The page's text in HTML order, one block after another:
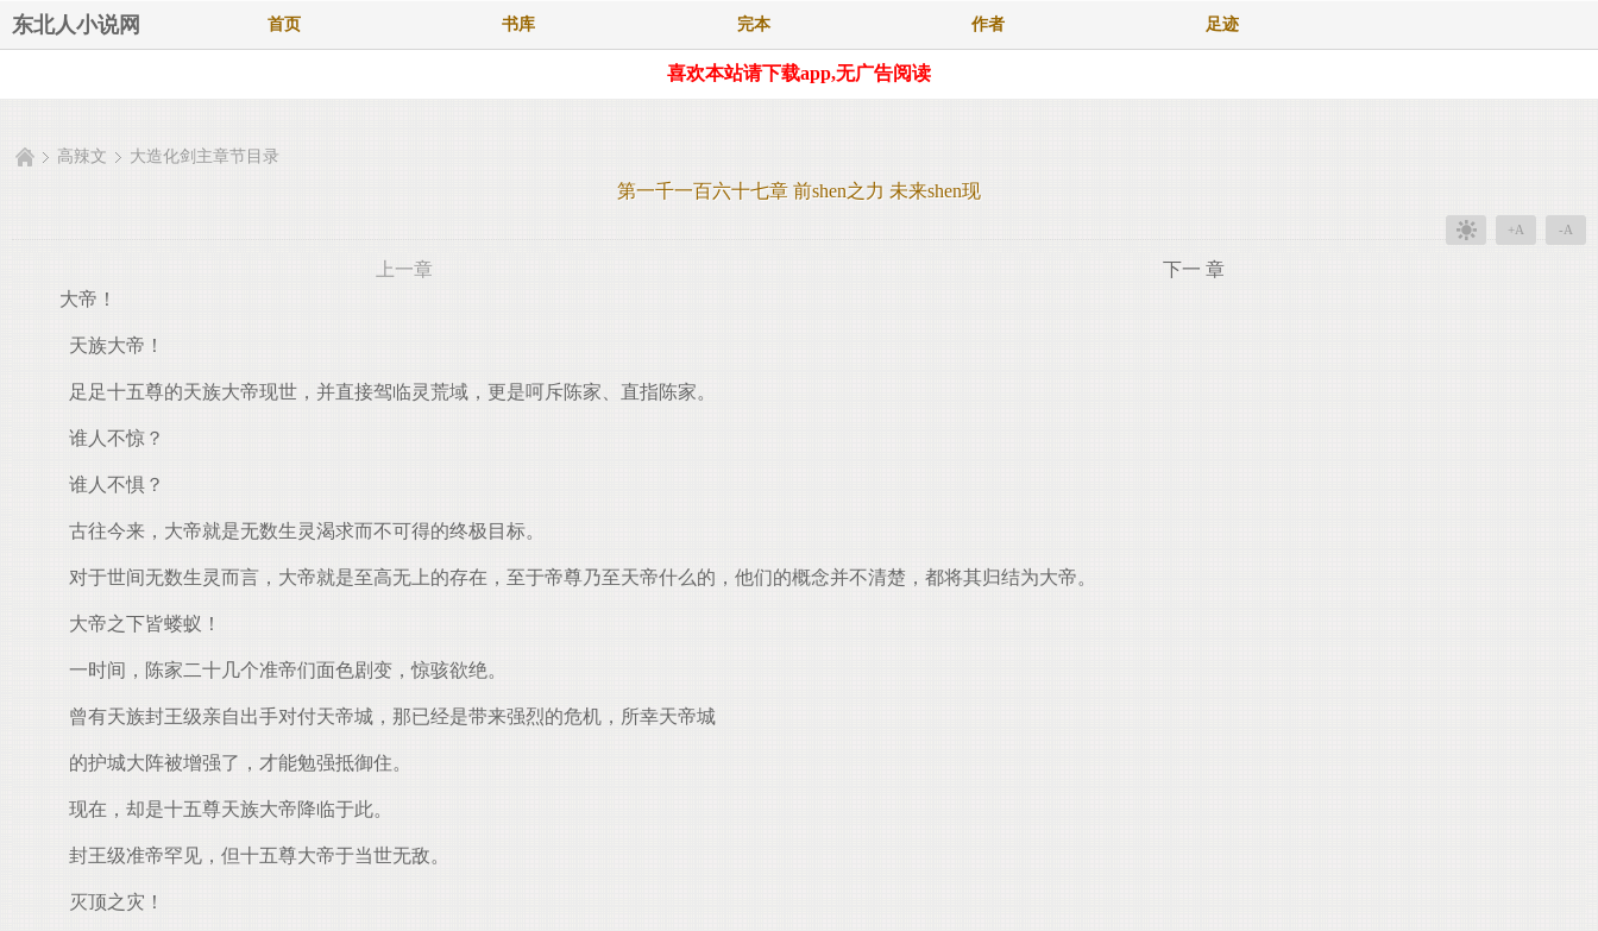
东北人小说网 首页 书库 完本 作者 足迹
喜欢本站请下载app,无广告阅读
高辣文 大造化剑主章节目录
第一千一百六十七章 前shen之力 未来shen现
+A -A
上一章
下一 章
大帝！
天族大帝！
足足十五尊的天族大帝现世，并直接驾临灵荒域，更是呵斥陈家、直指陈家。
谁人不惊？
谁人不惧？
古往今来，大帝就是无数生灵渴求而不可得的终极目标。
对于世间无数生灵而言，大帝就是至高无上的存在，至于帝尊乃至天帝什么的，他们的概念并不清楚，都将其归结为大帝。
大帝之下皆蝼蚁！
一时间，陈家二十几个准帝们面色剧变，惊骇欲绝。
曾有天族封王级亲自出手对付天帝城，那已经是带来强烈的危机，所幸天帝城
的护城大阵被增强了，才能勉强抵御住。
现在，却是十五尊天族大帝降临于此。
封王级准帝罕见，但十五尊大帝于当世无敌。
灭顶之灾！